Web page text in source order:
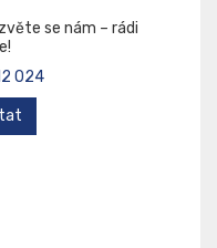
se nám – rádi
024